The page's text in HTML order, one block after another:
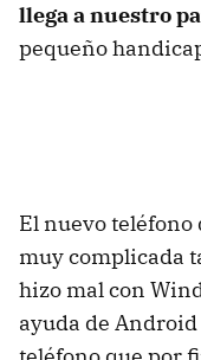
llega a nuestro
pequeño
El nuevo teléfono
muy complicada
hizo mal con
ayuda de